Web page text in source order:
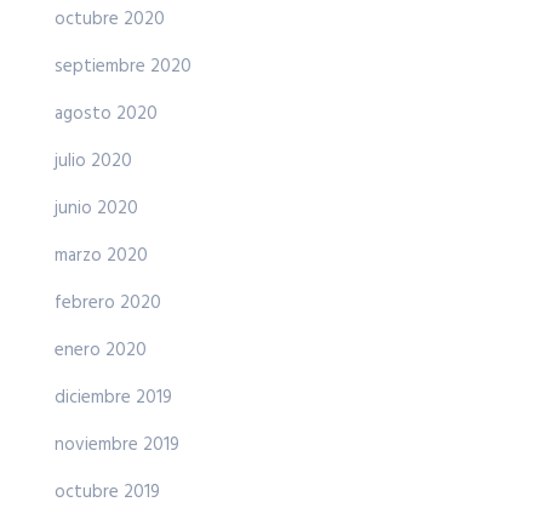
octubre 2020
septiembre 2020
agosto 2020
julio 2020
junio 2020
marzo 2020
febrero 2020
enero 2020
diciembre 2019
noviembre 2019
octubre 2019